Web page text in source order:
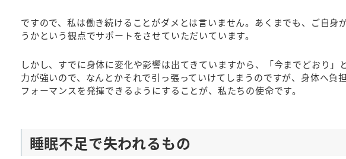
ですので、私は働き続けることがダメとは言いません。あくまでも、ご自
うかという観点でサポートをさせていただいています。
しかし、すでに身体に変化や影響は出てきていますから、「今までどおり
力が強いので、なんとかそれで引っ張っていけてしまうのですが、身体へ
フォーマンスを発揮できるようにすることが、私たちの使命です。
睡眠不足で失われるもの